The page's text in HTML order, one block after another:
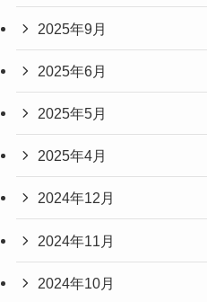
2025年9月
2025年6月
2025年5月
2025年4月
2024年12月
2024年11月
2024年10月